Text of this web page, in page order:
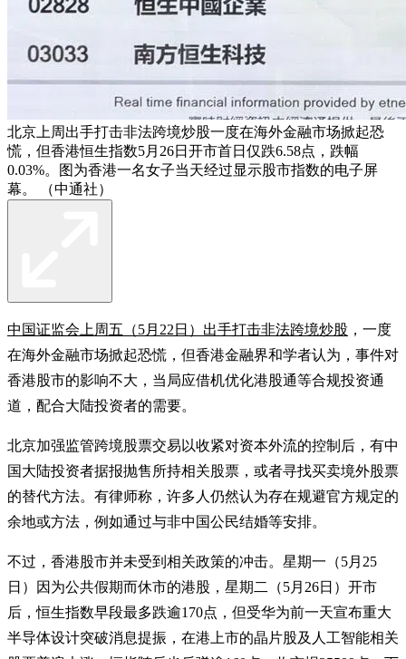
北京上周出手打击非法跨境炒股一度在海外金融市场掀起恐
慌，但香港恒生指数5月26日开市首日仅跌6.58点，跌幅
0.03%。图为香港一名女子当天经过显示股市指数的电子屏
幕。 （中通社）
中国证监会上周五（5月22日）出手打击非法跨境炒股 ，一度
在海外金融市场掀起恐慌，但香港金融界和学者认为，事件对
香港股市的影响不大，当局应借机优化港股通等合规投资通
道，配合大陆投资者的需要。
北京加强监管跨境股票交易以收紧对资本外流的控制后，有中
国大陆投资者据报抛售所持相关股票，或者寻找买卖境外股票
的替代方法。有律师称，许多人仍然认为存在规避官方规定的
余地或方法，例如通过与非中国公民结婚等安排。
不过，香港股市并未受到相关政策的冲击。星期一（5月25
日）因为公共假期而休市的港股，星期二（5月26日）开市
后，恒生指数早段最多跌逾170点，但受华为前一天宣布重大
半导体设计突破消息提振，在港上市的晶片股及人工智能相关